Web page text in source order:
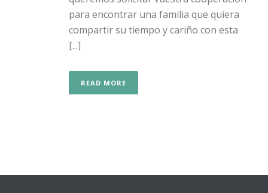
para encontrar una familia que quiera
compartir su tiempo y cariño con esta
[...]
READ MORE